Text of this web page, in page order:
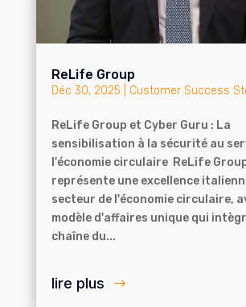
ReLife Group
Déc 30, 2025 Customer Success
ReLife Group et Cyber Guru : La
sensibilisation à la sécurité au
l'économie circulaire ReLife
représente une excellence
secteur de l'économie circulaire,
modèle d'affaires unique qui
chaîne du...
lire plus